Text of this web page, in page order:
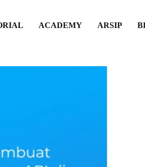
ACADEMY ARSIP